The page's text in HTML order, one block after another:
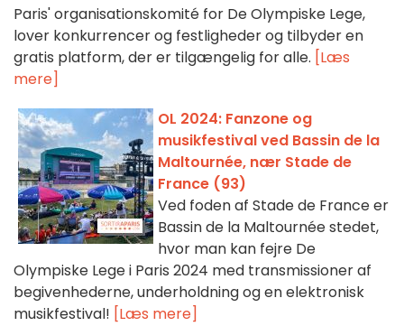
Paris' organisationskomité for De Olympiske Lege,
lover konkurrencer og festligheder og tilbyder en
gratis platform, der er tilgængelig for alle. [Læs
mere]
OL 2024: Fanzone og
musikfestival ved Bassin de la
Maltournée, nær Stade de
France (93)
Ved foden af Stade de France er
Bassin de la Maltournée stedet,
hvor man kan fejre De
Olympiske Lege i Paris 2024 med transmissioner af
begivenhederne, underholdning og en elektronisk
musikfestival! [Læs mere]